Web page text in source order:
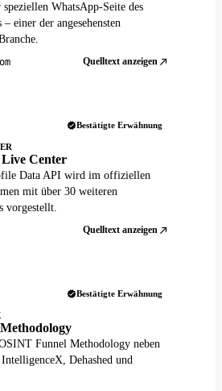
WhatsApp-Seite des
einer der angesehensten
Quelltext anzeigen
Bestätigte Erwähnung
Center
Data API wird im offiziellen
mit über 30 weiteren
vorgestellt.
Quelltext anzeigen
Bestätigte Erwähnung
Funnel Methodology neben
Dehashed und